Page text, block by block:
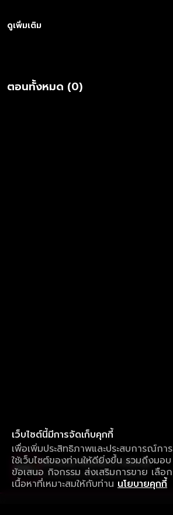
ดูเพิ่มเติม
ตอนทั้งหมด (0)
เว็บไซต์นี้มีการจัดเก็บคุกกี้
เพื่อเพิ่มประสิทธิภาพและประสบการณ์การ
ใช้เว็บไซต์ของท่านให้ดียิ่งขึ้น รวมถึงมอบ
ข้อเสนอ กิจกรรม ส่งเสริมการขาย เลือก
เนื้อหาที่เหมาะสมให้กับท่าน นโยบายคุกกี้
ใช้งานแอป ลื่นไหลกว่า ไม่มีสะดุด
ดาวน์โหลดแอปเพื่อการรับชมที่ดีกว่า